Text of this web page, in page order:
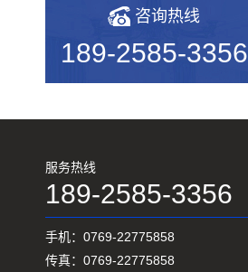
2019年度无凸轮弹簧机十大品...
机械行业的宠儿——弹簧机
如何使弹簧机的使用寿命更长...
新手调试压簧机时要会什么技...
咨询热线
189-2585-3356
服务热线
189-2585-3356
手机：0769-22775858
传真：0769-22775858